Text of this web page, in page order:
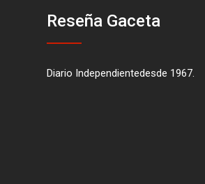
Reseña Gaceta
Diario Independientedesde 1967.